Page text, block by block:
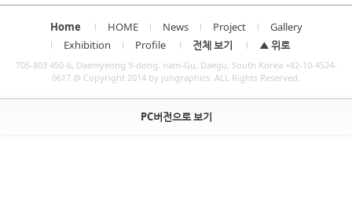
Home HOME News Project
Gallery
Exhibition
Profile 전체 보기 ▲ 위로
705-803 450-6, Daemyeong 9-dong, nam-Gu, Daegu, South Korea +82-10-4524-
0617 @ Copyright 2014 by jungraphics. ALL Rights Reserved.
PC버전으로 보기